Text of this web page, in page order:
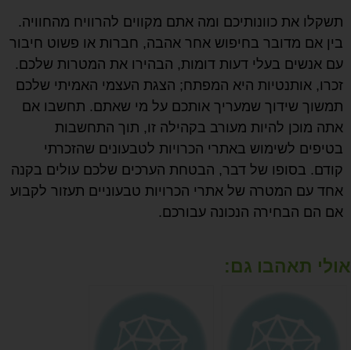
תשקלו את כוונותיכם ומה אתם מקווים להרוויח מהחוויה.
בין אם מדובר בחיפוש אחר אהבה, חברות או פשוט חיבור
עם אנשים בעלי דעות דומות, הבהירו את המטרות שלכם.
זכרו, אותנטיות היא המפתח; הצגת העצמי האמיתי שלכם
תמשוך שידוך שמעריך אותכם על מי שאתם. תחשבו אם
אתה מוכן להיות מעורב בקהילה זו, תוך התחשבות
בטיפים לשימוש באתרי הכרויות לטבעונים שהזכרתי
קודם. בסופו של דבר, הבטחת הערכים שלכם עולים בקנה
אחד עם המטרה של אתרי הכרויות טבעוניים תעזור לקבוע
אם הם הבחירה הנכונה עבורכם.
אולי תאהבו גם: